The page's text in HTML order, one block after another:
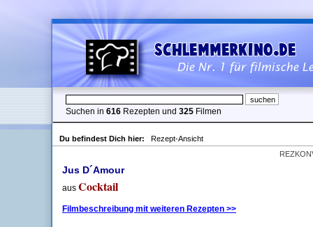
Suchen in 616 Rezepten und 325 Filmen
Du befindest Dich hier:
Rezept-Ansicht
Jus D´Amour
aus Cocktail
Filmbeschreibung mit weiteren Rezepten >>